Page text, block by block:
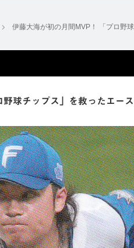
伊藤大海が初の月間MVP！ 「プロ野
球チップス」を救ったエー